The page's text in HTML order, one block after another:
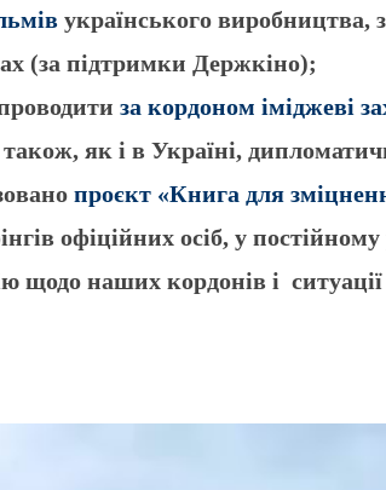
українського виробництва,
(за підтримки Держкіно);
за кордоном іміджеві
також, як і в Україні,
проєкт «Книга для
офіційних осіб, у
щодо наших кордонів і